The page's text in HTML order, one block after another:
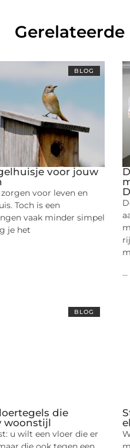
BLOG
voor jouw
voor leven en
Toch is een
vaak minder simpel
je het
...
BLOG
die
woonstijl
u wilt een vloer die er